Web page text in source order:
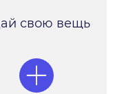
свою вещь